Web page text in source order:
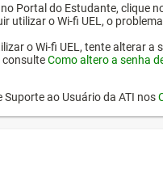
Portal do Estudante, clique
utilizar o Wi-fi UEL, o
o Wi-fi UEL, tente alterar a
consulteComo altero a senha
ao Usuário da ATI nos